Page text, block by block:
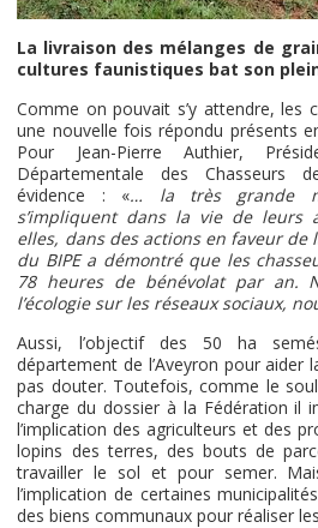
La livraison des mélanges de
cultures faunistiques bat son
Comme on pouvait s’y attendre, les
une nouvelle fois répondu présents
Pour Jean-Pierre Authier,
Départementale des Chasseurs
évidence : «… la très grande
s’impliquent dans la vie de leurs
elles, dans des actions en faveur de
du BIPE a démontré que les
78 heures de bénévolat par an.
l’écologie sur les réseaux sociaux,
Aussi, l’objectif des 50 ha
département de l’Aveyron pour aider
pas douter. Toutefois, comme le
charge du dossier à la Fédération il
l’implication des agriculteurs et des
lopins des terres, des bouts de
travailler le sol et pour semer.
l’implication de certaines
des biens communaux pour réaliser